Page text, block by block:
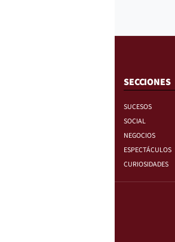
SECCIONES
SUCESOS
SOCIAL
NEGOCIOS
ESPECTÁCULOS
CURIOSIDADES